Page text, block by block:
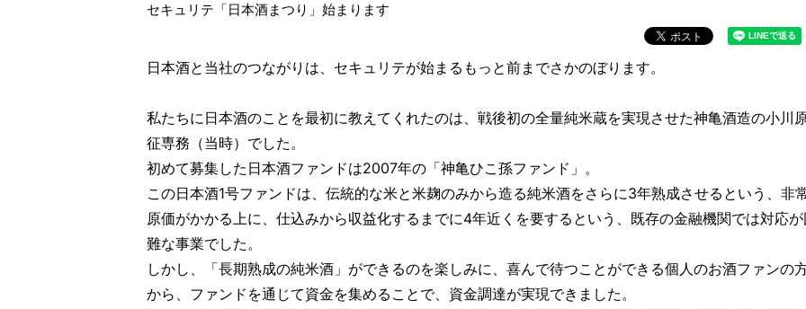
セキュリテ「日本酒まつり」始まります
日本酒と当社のつながりは、セキュリテが始まるもっと前までさかのぼります。
私たちに日本酒のことを最初に教えてくれたのは、戦後初の全量純米蔵を実現させた神亀酒造の小川
征専務（当時）でした。
初めて募集した日本酒ファンドは2007年の「神亀ひこ孫ファンド」。
この日本酒1号ファンドは、伝統的な米と米麹のみから造る純米酒をさらに3年熟成させるという、非
原価がかかる上に、仕込みから収益化するまでに4年近くを要するという、既存の金融機関では対応が
難な事業でした。
しかし、「長期熟成の純米酒」ができるのを楽しみに、喜んで待つことができる個人のお酒ファンの
から、ファンドを通じて資金を集めることで、資金調達が実現できました。